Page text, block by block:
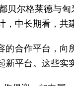
贝尔格莱德与
中长期看，共
的合作平台，
新平台。这些